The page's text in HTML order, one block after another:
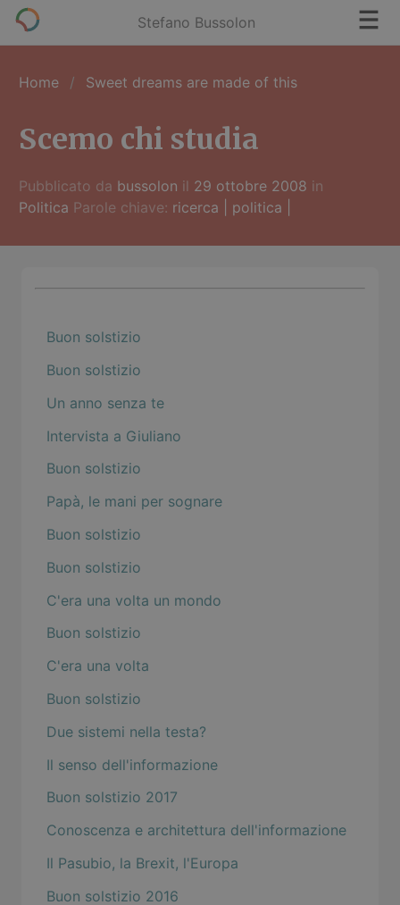
Stefano Bussolon
Home Sweet dreams are made of this
Scemo chi studia
Pubblicato da bussolon il 29 ottobre 2008 in
Politica Parole chiave: ricerca politica
Buon solstizio
Buon solstizio
Un anno senza te
Intervista a Giuliano
Buon solstizio
Papà, le mani per sognare
Buon solstizio
Buon solstizio
C'era una volta un mondo
Buon solstizio
C'era una volta
Buon solstizio
Due sistemi nella testa?
Il senso dell'informazione
Buon solstizio 2017
Conoscenza e architettura dell'informazione
Il Pasubio, la Brexit, l'Europa
Buon solstizio 2016